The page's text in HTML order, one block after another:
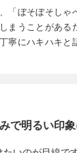
「ぼそぼそしゃ
まうことがある
寧にハキハキと
で明るい印象